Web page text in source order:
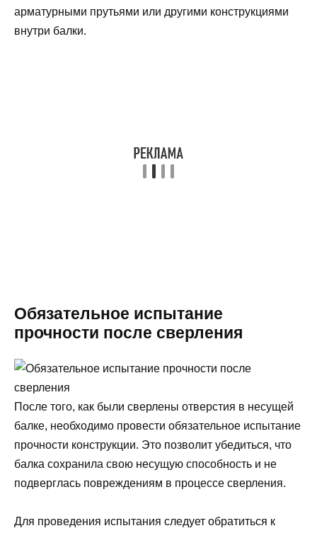
арматурными прутьями или другими конструкциями
внутри балки.
Обязательное испытание
прочности после сверления
После того, как были сверлены отверстия в несущей
балке, необходимо провести обязательное испытание
прочности конструкции. Это позволит убедиться, что
балка сохранила свою несущую способность и не
подверглась повреждениям в процессе сверления.
Для проведения испытания следует обратиться к